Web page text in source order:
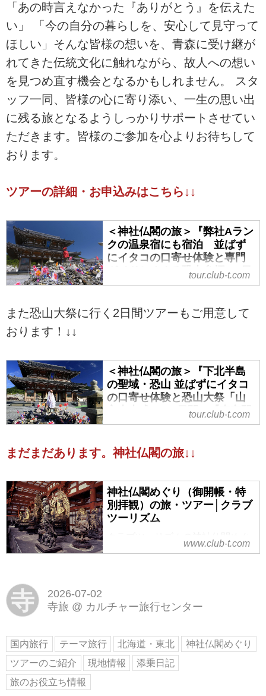
「あの時言えなかった『ありがとう』を伝えた
い」 「今の自分の暮らしを、安心して見守って
ほしい」そんな皆様の想いを、青森に受け継が
れてきた伝統文化に触れながら、故人への想い
を見つめ直す機会となるかもしれません。 スタ
ッフ一同、皆様の心に寄り添い、一生の思い出
に残る旅となるようしっかりサポートさせてい
ただきます。皆様のご参加を心よりお待ちして
おります。
ツアーの詳細・お申込みはこちら↓↓
＜神社仏閣の旅＞『弊社Aラン
クの温泉宿にも宿泊 並ばず
にイタコの口寄せ体験と専門
ガイドとめぐる恐山参拝 2日
間』【東京駅出発】｜クラブ
＜神社仏閣の旅＞『弊社Aランク
発】の紹介をしています。ツア
ー・旅行のお申込ならクラブツー
リズム。
tour.club-t.com
また恐山大祭に行く2日間ツアーもご用意して
おります！↓↓
＜神社仏閣の旅＞『下北半島
の聖域・恐山 並ばずにイタコ
の口寄せ体験と恐山大祭「山
主上山式」 2日間』【東京駅
出発】｜クラブツーリズム
域・恐山 並ばずにイタコの口寄せ
日間』【東京駅出発】の紹介をし
ています。ツアー・旅行のお申込
ならクラブツーリズム。
tour.club-t.com
まだまだあります。神社仏閣の旅↓↓
神社仏閣めぐり（御開帳・特
別拝観）の旅・ツアー│クラブ
ツーリズム
か？普段は拝観できない秘仏や今
www.club-t.com
寺
2026-07-02
寺旅 @ カルチャー旅行センター
国内旅行 テーマ旅行 北海道・東北
神社仏閣めぐり
ツアーのご紹介
現地情報
添乗日記
旅のお役立ち情報